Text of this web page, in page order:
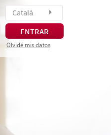
Català
ENTRAR
Olvidé mis datos